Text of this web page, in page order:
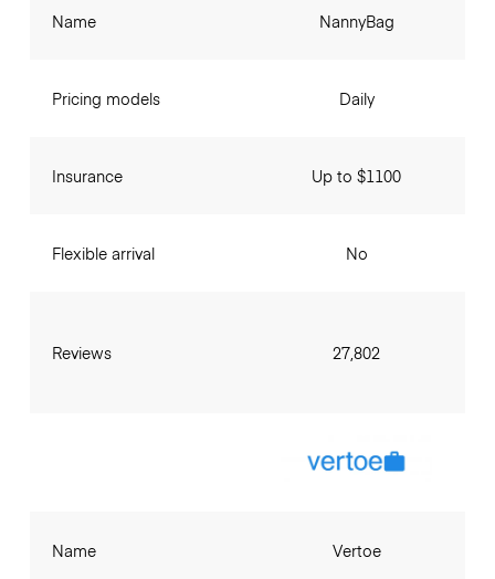
Name
Pricing models
Insurance
Flexible arrival
Reviews
NannyBag
Daily
Up to $1100
No
27,802
Name Vertoe